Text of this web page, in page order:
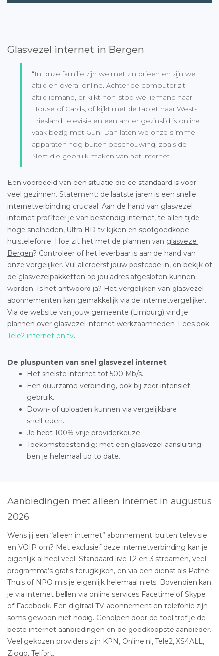
Glasvezel internet in Bergen
“In onze familie zijn we met z’n drieën en zijn we
altijd en overal online. Achter de computer zit
altijd iemand, er kijkt non-stop wel iemand naar
House of Cards, of kijkt met de tablet naar West-
Friesland Televisie en een ander gezinslid is online
vaak bezig met Gun. Dan laten we onze slimme
apparaten nog buiten beschouwing, zoals de
Nest die gebruik maken van het internet.”
Een voorbeeld van een situatie die de standaard is voor
veel gezinnen. Statement: de laatste jaren is een snelle
internetverbinding cruciaal. Aan de hand van glasvezel
internet profiteer je van bestendig internet, te allen tijde
hoge snelheden, Ultra HD tv kijken en spotgoedkope
huistelefonie. Hoe zit het met de plannen van glasvezel
Bergen? Controleer of het leverbaar is aan de hand van
onze vergelijker. Vul allereerst jouw postcode in, en bekijk of
de glasvezelpakketten op jou adres afgesloten kunnen
worden. Is het antwoord ja? Het vergelijken van glasvezel
abonnementen kan gemakkelijk via de internetvergelijker.
Via de website van jouw gemeente (Limburg) vind je
plannen over glasvezel internet werkzaamheden. Lees ook
Tele2 internet en tv.
De pluspunten van snel glasvezel internet
Het snelste internet tot 500 Mb/s.
Een duurzame verbinding, ook bij zeer intensief
gebruik.
Down- of uploaden kunnen via vergelijkbare
snelheden.
Je hebt 100% vrije providerkeuze.
Toekomstbestendig: met een glasvezel aansluiting
ben je helemaal up to date.
Aanbiedingen met alleen internet in augustus
2026
Wens jij een “alleen internet” abonnement, buiten televisie
en VOIP om? Met exclusief deze internetverbinding kan je
eigenlijk al heel veel: Standaard live 1,2 en 3 streamen, veel
programma’s gratis terugkijken, en via een dienst als Pathé
Thuis of NPO mis je eigenlijk helemaal niets. Bovendien kan
je via internet bellen via online services Facetime of Skype
of Facebook. Een digitaal TV-abonnement en telefonie zijn
soms gewoon niet nodig. Geholpen door de tool tref je de
beste internet aanbiedingen en de goedkoopste aanbieder.
Veel gekozen providers zijn KPN, Online.nl, Tele2, XS4ALL,
Ziggo, Telfort.